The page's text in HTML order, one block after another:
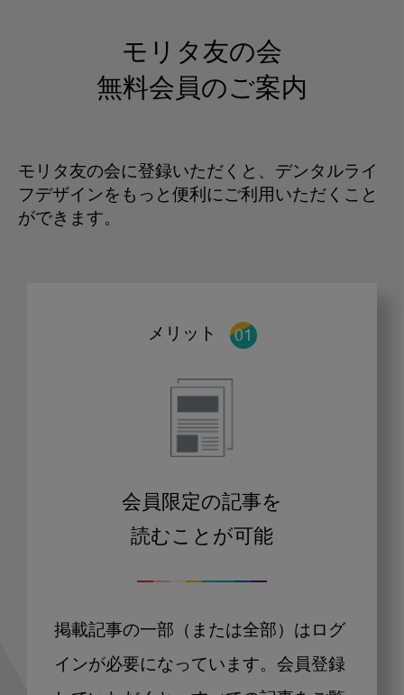
モリタ友の会
無料会員のご案内
モリタ友の会に登録いただくと、デンタルライ
フデザインをもっと便利にご利用いただくこと
ができます。
メリット
会員限定の記事を
読むことが可能
掲載記事の一部（または全部）はログ
インが必要になっています。会員登録